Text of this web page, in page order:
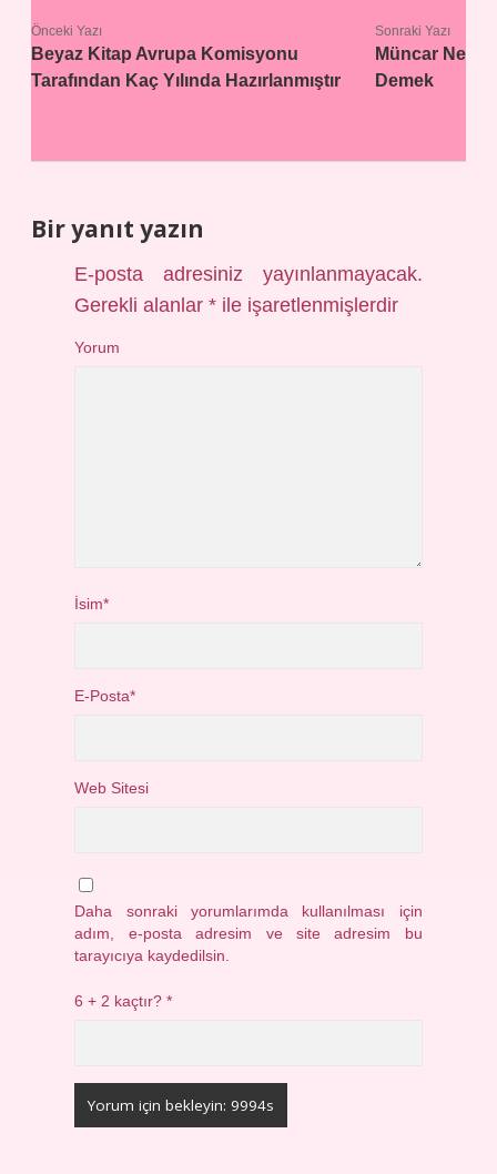
Önceki Yazı
Beyaz Kitap Avrupa Komisyonu
Tarafından Kaç Yılında Hazırlanmıştır
Sonraki Yazı
Müncar Ne
Demek
Bir yanıt yazın
E-posta adresiniz yayınlanmayacak.
Gerekli alanlar* ile işaretlenmişlerdir
Yorum
İsim*
E-Posta*
Web Sitesi
Daha sonraki yorumlarımda kullanılması için
adım, e-posta adresim ve site adresim bu
tarayıcıya kaydedilsin.
6 + 2 kaçtır?*